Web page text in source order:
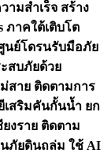
ามสำเร็จ สร้าง
ภาคใต้เติบโต
นย์โดรนรับมือภัย
สบภัยด้วย
สาย ติดตามการ
เสริมคันกั้นน้ำ ยก
ยงราย ติดตาม
นภัยดินถล่ม ใช้ AI